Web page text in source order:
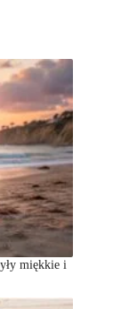
miękkie i